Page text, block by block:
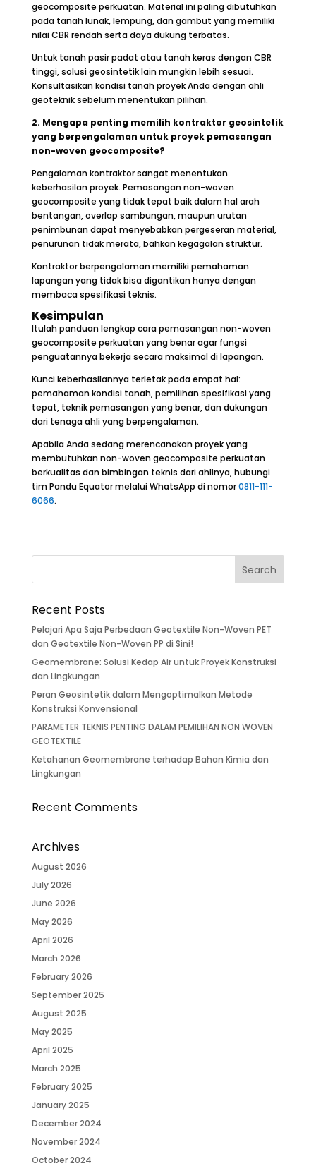
geocomposite perkuatan. Material ini paling dibutuhkan
pada tanah lunak, lempung, dan gambut yang memiliki
nilai CBR rendah serta daya dukung terbatas.
Untuk tanah pasir padat atau tanah keras dengan CBR
tinggi, solusi geosintetik lain mungkin lebih sesuai.
Konsultasikan kondisi tanah proyek Anda dengan ahli
geoteknik sebelum menentukan pilihan.
2. Mengapa penting memilih kontraktor geosintetik
yang berpengalaman untuk proyek pemasangan
non-woven geocomposite?
Pengalaman kontraktor sangat menentukan
keberhasilan proyek. Pemasangan non-woven
geocomposite yang tidak tepat baik dalam hal arah
bentangan, overlap sambungan, maupun urutan
penimbunan dapat menyebabkan pergeseran material,
penurunan tidak merata, bahkan kegagalan struktur.
Kontraktor berpengalaman memiliki pemahaman
lapangan yang tidak bisa digantikan hanya dengan
membaca spesifikasi teknis.
Kesimpulan
Itulah panduan lengkap cara pemasangan non-woven
geocomposite perkuatan yang benar agar fungsi
penguatannya bekerja secara maksimal di lapangan.
Kunci keberhasilannya terletak pada empat hal:
pemahaman kondisi tanah, pemilihan spesifikasi yang
tepat, teknik pemasangan yang benar, dan dukungan
dari tenaga ahli yang berpengalaman.
Apabila Anda sedang merencanakan proyek yang
membutuhkan non-woven geocomposite perkuatan
berkualitas dan bimbingan teknis dari ahlinya, hubungi
tim Pandu Equator melalui WhatsApp di nomor0811-111-
6066.
Recent Posts
Pelajari Apa Saja Perbedaan Geotextile Non-Woven PET
dan Geotextile Non-Woven PP di Sini!
Geomembrane: Solusi Kedap Air untuk Proyek Konstruksi
dan Lingkungan
Peran Geosintetik dalam Mengoptimalkan Metode
Konstruksi Konvensional
PARAMETER TEKNIS PENTING DALAM PEMILIHAN NON WOVEN
GEOTEXTILE
Ketahanan Geomembrane terhadap Bahan Kimia dan
Lingkungan
Recent Comments
Archives
August 2026
July 2026
June 2026
May 2026
April 2026
March 2026
February 2026
September 2025
August 2025
May 2025
April 2025
March 2025
February 2025
January 2025
December 2024
November 2024
October 2024